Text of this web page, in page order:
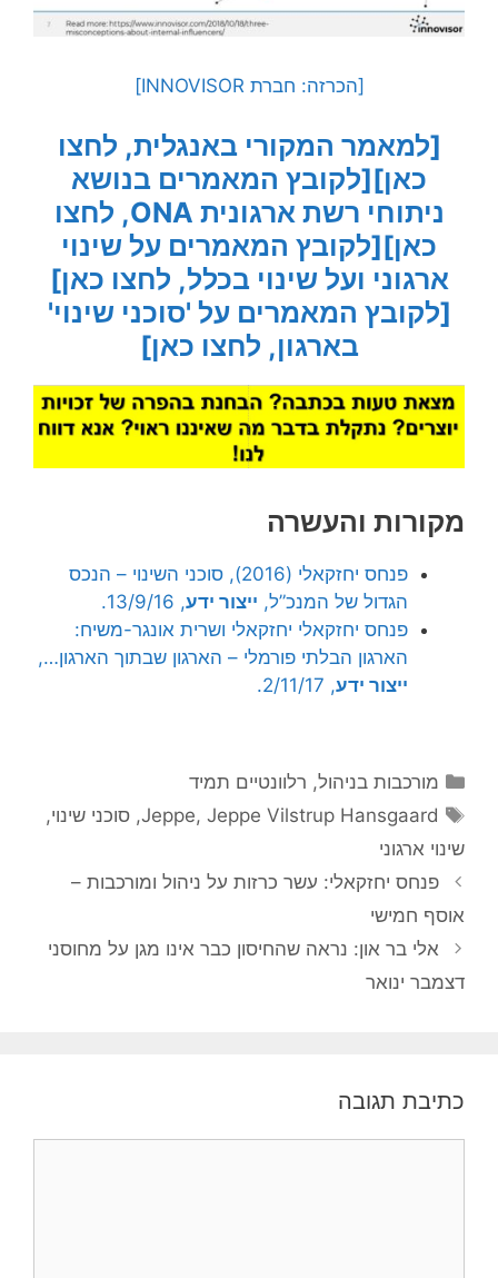
[הכרזה: חברת INNOVISOR]
[למאמר המקורי באנגלית, לחצו
כאן][לקובץ המאמרים בנושא
ניתוחי רשת ארגונית ONA, לחצו
כאן][לקובץ המאמרים על שינוי
ארגוני ועל שינוי בכלל, לחצו כאן]
[לקובץ המאמרים על 'סוכני שינוי'
בארגון, לחצו כאן]
מקורות והעשרה
פנחס יחזקאלי (2016), סוכני השינוי – הנכס
הגדול של המנכ”ל, ייצור ידע, 13/9/16.
פנחס יחזקאלי יחזקאלי ושרית אונגר-משיח:
הארגון הבלתי פורמלי – הארגון שבתוך הארגון…,
ייצור ידע, 2/11/17.
קטגוריות
מורכבות בניהול, רלוונטיים תמיד
תגיות
Jeppe, Jeppe Vilstrup Hansgaard
,סוכני שינוי,
שינוי ארגוני
פנחס יחזקאלי: עשר כרזות על ניהול ומורכבות –
אוסף חמישי
אלי בר און: נראה שהחיסון כבר אינו מגן על מחוסני
דצמבר ינואר
כתיבת תגובה